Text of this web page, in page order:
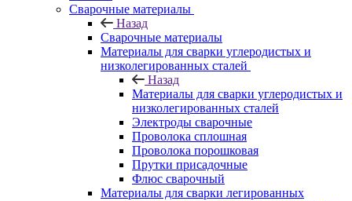
Сварочные материалы
Назад
Сварочные материалы
Материалы для сварки углеродистых и
низколегированных сталей
Назад
Материалы для сварки углеродистых и
низколегированных сталей
Электроды сварочные
Проволока сплошная
Проволока порошковая
Прутки присадочные
Флюс сварочный
Материалы для сварки легированных